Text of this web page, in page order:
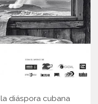
diáspora cubana